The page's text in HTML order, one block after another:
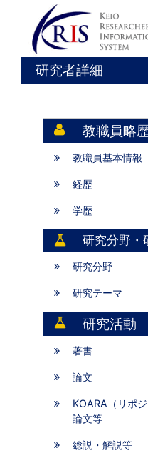
研究者詳細
教職員略
教職員基本情報
経歴
学歴
研究分野・
研究分野
研究テーマ
研究活動
著書
論文
KOARA（リポ
論文等
総説・解説等